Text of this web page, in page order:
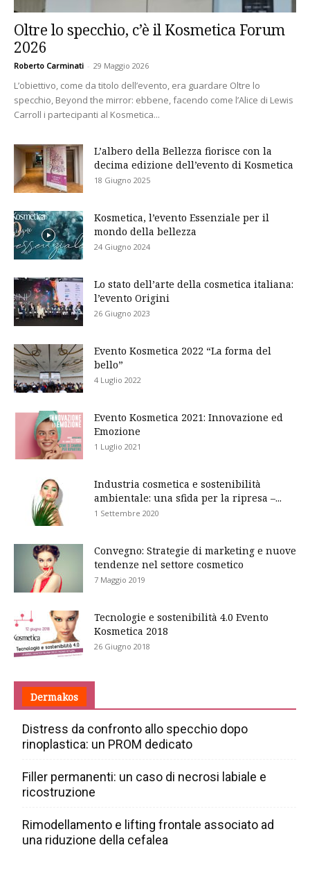
Oltre lo specchio, c’è il Kosmetica Forum
2026
Roberto Carminati - 29 Maggio 2026
L’obiettivo, come da titolo dell’evento, era guardare Oltre lo
specchio, Beyond the mirror: ebbene, facendo come l’Alice di Lewis
Carroll i partecipanti al Kosmetica...
L’albero della Bellezza fiorisce con la
decima edizione dell’evento di Kosmetica
18 Giugno 2025
Kosmetica, l’evento Essenziale per il
mondo della bellezza
24 Giugno 2024
Lo stato dell’arte della cosmetica italiana:
l’evento Origini
26 Giugno 2023
Evento Kosmetica 2022 “La forma del
bello”
4 Luglio 2022
Evento Kosmetica 2021: Innovazione ed
Emozione
1 Luglio 2021
Industria cosmetica e sostenibilità
ambientale: una sfida per la ripresa –...
1 Settembre 2020
Convegno: Strategie di marketing e nuove
tendenze nel settore cosmetico
7 Maggio 2019
Tecnologie e sostenibilità 4.0 Evento
Kosmetica 2018
26 Giugno 2018
Dermakos
Distress da confronto allo specchio dopo
rinoplastica: un PROM dedicato
Filler permanenti: un caso di necrosi labiale e
ricostruzione
Rimodellamento e lifting frontale associato ad
una riduzione della cefalea